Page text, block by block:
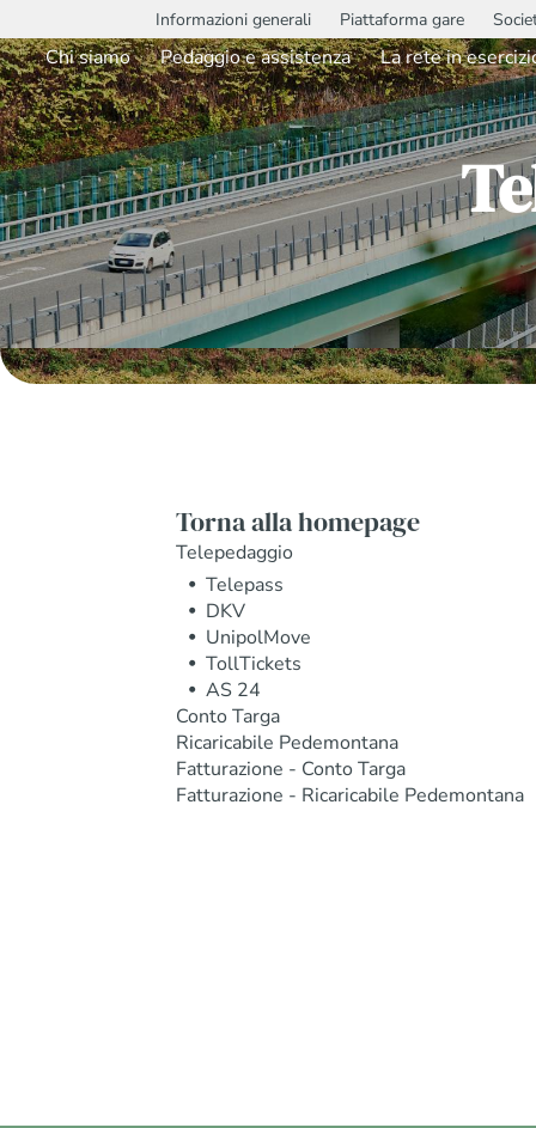
Informazioni generali Piattaforma gare
Chi siamo Pedaggio e assistenza La rete in
Torna alla homepage
Telepedaggio
Telepass
DKV
UnipolMove
TollTickets
AS 24
Conto Targa
Ricaricabile Pedemontana
Fatturazione - Conto Targa
Fatturazione - Ricaricabile Pedemontana